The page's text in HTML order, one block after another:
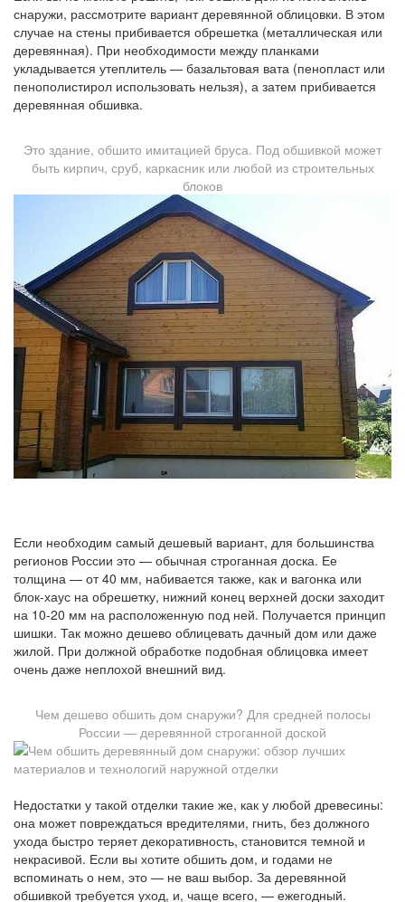
снаружи, рассмотрите вариант деревянной облицовки. В этом
случае на стены прибивается обрешетка (металлическая или
деревянная). При необходимости между планками
укладывается утеплитель — базальтовая вата (пенопласт или
пенополистирол использовать нельзя), а затем прибивается
деревянная обшивка.
Это здание, обшито имитацией бруса. Под обшивкой может
быть кирпич, сруб, каркасник или любой из строительных
блоков
Если необходим самый дешевый вариант, для большинства
регионов России это — обычная строганная доска. Ее
толщина — от 40 мм, набивается также, как и вагонка или
блок-хаус на обрешетку, нижний конец верхней доски заходит
на 10-20 мм на расположенную под ней. Получается принцип
шишки. Так можно дешево облицевать дачный дом или даже
жилой. При должной обработке подобная облицовка имеет
очень даже неплохой внешний вид.
Чем дешево обшить дом снаружи? Для средней полосы
России — деревянной строганной доской
Недостатки у такой отделки такие же, как у любой древесины:
она может повреждаться вредителями, гнить, без должного
ухода быстро теряет декоративность, становится темной и
некрасивой. Если вы хотите обшить дом, и годами не
вспоминать о нем, это — не ваш выбор. За деревянной
обшивкой требуется уход, и, чаще всего, — ежегодный.